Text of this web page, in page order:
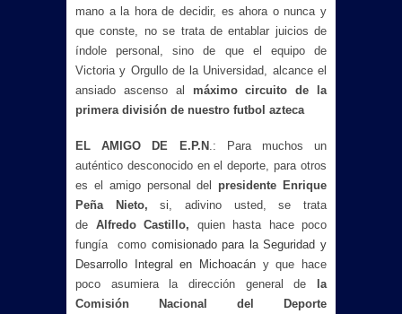
mano a la hora de decidir, es ahora o nunca y
que conste, no se trata de entablar juicios de
índole personal, sino de que el equipo de
Victoria y Orgullo de la Universidad, alcance el
ansiado ascenso al
máximo circuito de la
primera división de nuestro futbol azteca
EL AMIGO DE E.P.N .: Para muchos un
auténtico desconocido en el deporte, para otros
es el amigo personal del
presidente Enrique
Peña Nieto,
si, adivino usted, se trata
de Alfredo Castillo,
quien hasta hace poco
fungía como comisionado para la Seguridad y
Desarrollo Integral en Michoacán y que hace
poco asumiera la dirección general de
la
Comisión Nacional del Deporte